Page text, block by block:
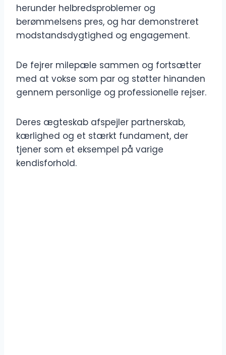
herunder helbredsproblemer og
berømmelsens pres, og har demonstreret
modstandsdygtighed og engagement.
De fejrer milepæle sammen og fortsætter
med at vokse som par og støtter hinanden
gennem personlige og professionelle rejser.
Deres ægteskab afspejler partnerskab,
kærlighed og et stærkt fundament, der
tjener som et eksempel på varige
kendisforhold.